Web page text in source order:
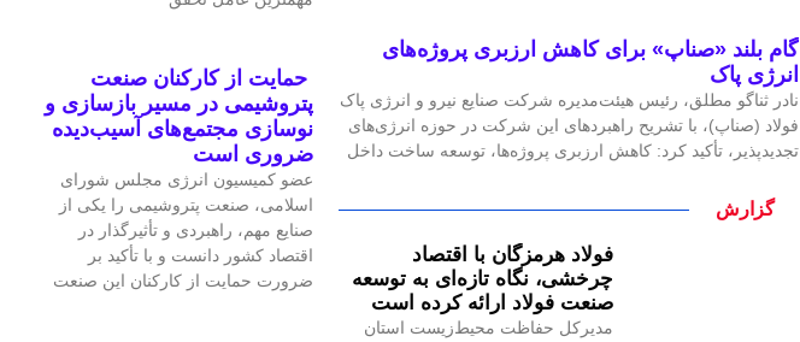
گام بلند «صناپ» برای کاهش ارزبری پروژه‌های
انرژی پاک
نادر ثناگو مطلق، رئیس هیئت‌مدیره شرکت صنایع نیرو و انرژی پاک
فولاد (صناپ)، با تشریح راهبردهای این شرکت در حوزه انرژی‌های
تجدیدپذیر، تأکید کرد: کاهش ارزبری پروژه‌ها، توسعه ساخت داخل
گزارش
فولاد هرمزگان با اقتصاد
چرخشی، نگاه تازه‌ای به توسعه
صنعت فولاد ارائه کرده است
مدیرکل حفاظت محیط‌زیست استان
حمایت از کارکنان صنعت
پتروشیمی در مسیر بازسازی و
نوسازی مجتمع‌های آسیب‌دیده
ضروری است
عضو کمیسیون انرژی مجلس شورای
اسلامی، صنعت پتروشیمی را یکی از
صنایع مهم، راهبردی و تأثیرگذار در
اقتصاد کشور دانست و با تأکید بر
ضرورت حمایت از کارکنان این صنعت